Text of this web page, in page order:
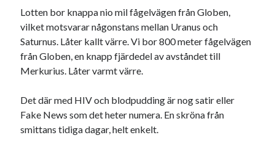
Lotten bor knappa nio mil fågelvägen från Globen,
vilket motsvarar någonstans mellan Uranus och
Saturnus. Låter kallt värre. Vi bor 800 meter fågelvägen
från Globen, en knapp fjärdedel av avståndet till
Merkurius. Låter varmt värre.
Det där med HIV och blodpudding är nog satir eller
Fake News som det heter numera. En skröna från
smittans tidiga dagar, helt enkelt.